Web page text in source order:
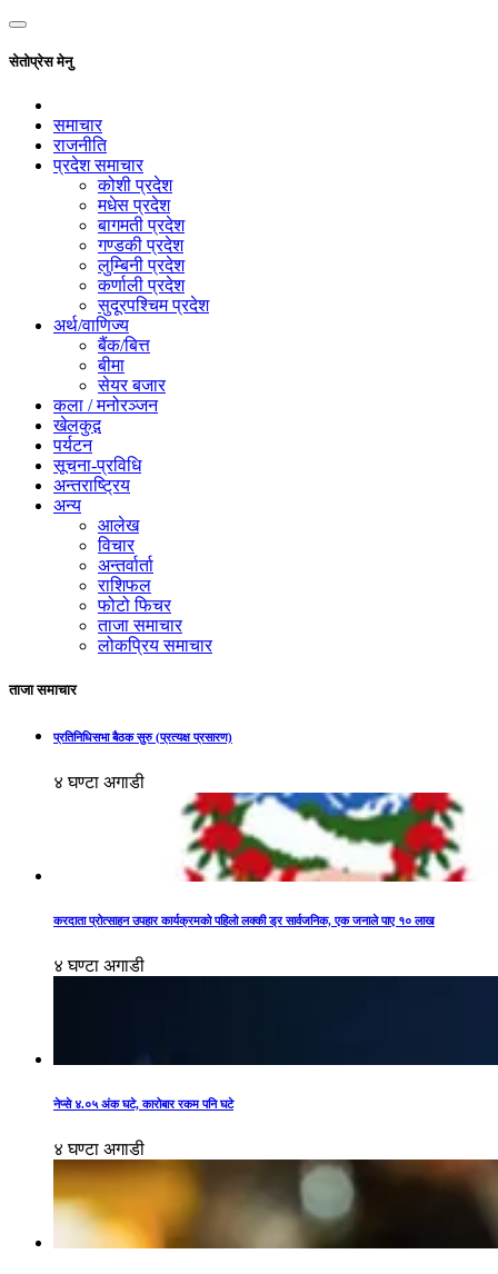
सेतोप्रेस मेनु
समाचार
राजनीति
प्रदेश समाचार
कोशी प्रदेश
मधेस प्रदेश
बागमती प्रदेश
गण्डकी प्रदेश
लुम्बिनी प्रदेश
कर्णाली प्रदेश
सुदूरपश्चिम प्रदेश
अर्थ/वाणिज्य
बैंक/बित्त
बीमा
सेयर बजार
कला / मनोरञ्जन
खेलकुद़़
पर्यटन
सूचना-प्रविधि
अन्तराष्ट्रिय
अन्य
आलेख
विचार
अन्तर्वार्ता
राशिफल
फोटो फिचर
ताजा समाचार
लोकप्रिय समाचार
ताजा समाचार
प्रतिनिधिसभा बैठक सुरु (प्रत्यक्ष प्रसारण)
४ घण्टा अगाडी
करदाता प्रोत्साहन उपहार कार्यक्रमको पहिलो लक्की ड्र सार्वजनिक, एक जनाले पाए १० लाख
४ घण्टा अगाडी
नेप्से ४.०५ अंक घटे, कारोबार रकम पनि घटे
४ घण्टा अगाडी